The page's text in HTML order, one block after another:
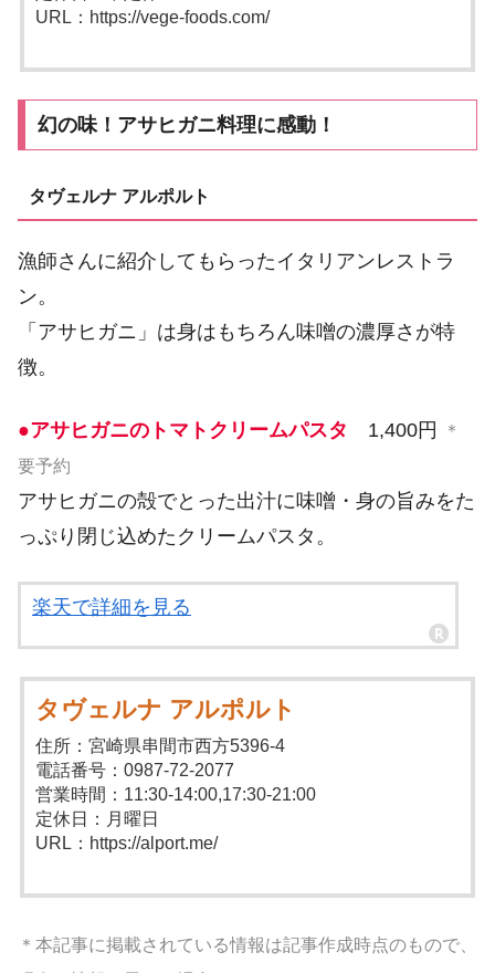
URL：https://vege-foods.com/
幻の味！アサヒガニ料理に感動！
タヴェルナ アルポルト
漁師さんに紹介してもらったイタリアンレストラ
ン。
「アサヒガニ」は身はもちろん味噌の濃厚さが特
徴。
●アサヒガニのトマトクリームパスタ 1,400円
＊
要予約
アサヒガニの殻でとった出汁に味噌・身の旨みをた
っぷり閉じ込めたクリームパスタ。
楽天で詳細を見る
タヴェルナ アルポルト
住所：宮崎県串間市西方5396-4
電話番号：0987-72-2077
営業時間：11:30-14:00,17:30-21:00
定休日：月曜日
URL：https://alport.me/
＊本記事に掲載されている情報は記事作成時点のもので、